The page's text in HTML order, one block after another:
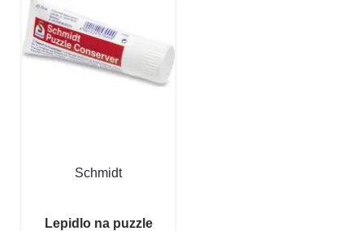
Schmidt
Lepidlo na puzzle